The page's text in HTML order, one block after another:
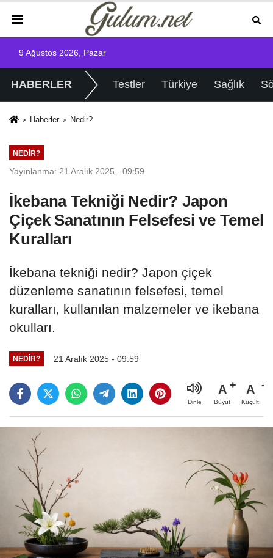
9 Ağustos 2026, Pazar
HABERLER Testler Türkiye Sağlık
Haberler Nedir?
NEDIR?
Yayınlanma: 21 Aralık 2025 - 09:59
İkebana Tekniği Nedir? Japon
Çiçek Sanatının Felsefesi ve Temel
Kuralları
İkebana tekniği nedir? Japon çiçek
düzenleme sanatının felsefesi, temel
kuralları, kullanılan malzemeler ve ikebana
okulları.
NEDIR? 21 Aralık 2025 - 09:59
Dinle
A
Büyüt
A
Küçült